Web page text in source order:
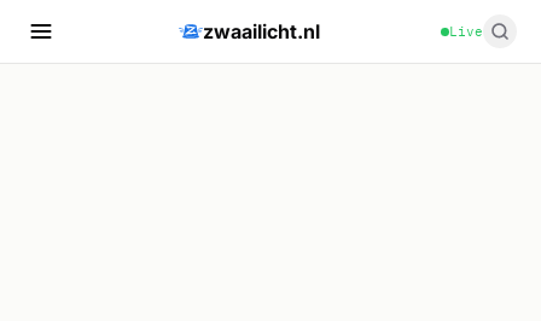
zwaailicht.nl Live